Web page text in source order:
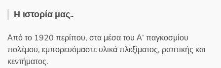
Η ιστορία μας..
Από το 1920 περίπου, στα μέσα του Α’ παγκοσμίου
πολέμου, εμπορευόμαστε υλικά πλεξίματος, ραπτικής και
κεντήματος.